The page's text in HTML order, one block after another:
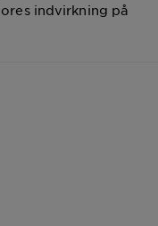
indvirkning på